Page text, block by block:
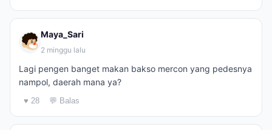
Maya_Sari
2 minggu lalu
Lagi pengen banget makan bakso mercon yang pedesnya
nampol, daerah mana ya?
♥ 28 💬 Balas